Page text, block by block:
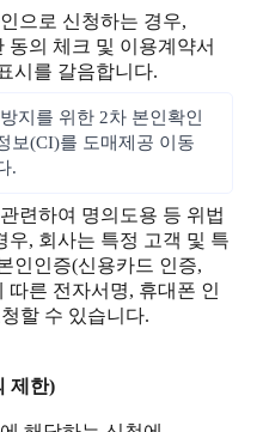
으로 신청하는 경우,
동의 체크 및 이용계약서
시를 갈음합니다.
지를 위한 2차 본인확인
보(CI)를 도매제공 이동
.
련하여 명의도용 등 위법
우, 회사는 특정 고객 및 특
인인증(신용카드 인증,
따른 전자서명, 휴대폰 인
할 수 있습니다.
제한)